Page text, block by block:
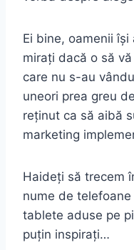
Ei bine, oamenii
mirați dacă o să
care nu s-au
uneori prea greu
reținut ca să aibă
marketing
Haideți să trecem
nume de
tablete aduse pe
puțin inspirați…